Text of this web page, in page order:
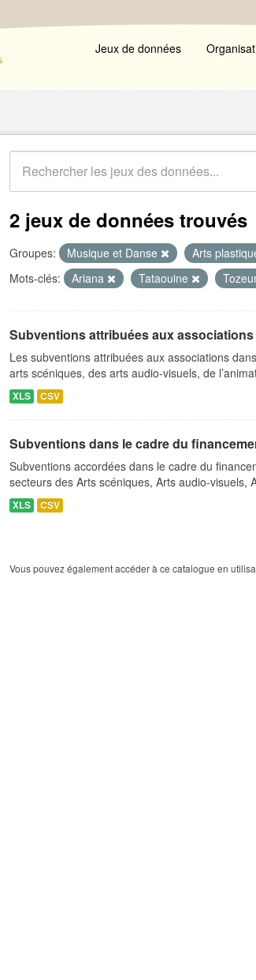
Jeux de données
2 jeux de données trouvés
Groupes: Musique et Danse Arts
Mots-clés:
Ariana Tataouine
Subventions attribuées aux
Les subventions attribuées aux associations
arts scéniques, des arts audio-visuels, de
XLS CSV
Subventions dans le cadre du
Subventions accordées dans le cadre du
secteurs des Arts scéniques, Arts audio-visuels,
XLS CSV
Vous pouvez également accéder à ce catalogue en